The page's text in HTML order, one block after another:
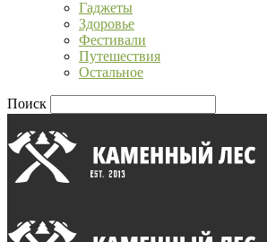
Гаджеты
Здоровье
Фестивали
Путешествия
Остальное
Поиск